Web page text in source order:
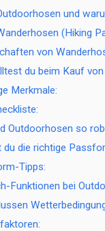
und
(Hiking
von
du beim Kauf
Merkmale:
Outdoorhosen so
du die richtige
Tipps:
Funktionen bei